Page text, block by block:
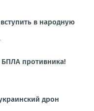
в народную
противника!
дрон